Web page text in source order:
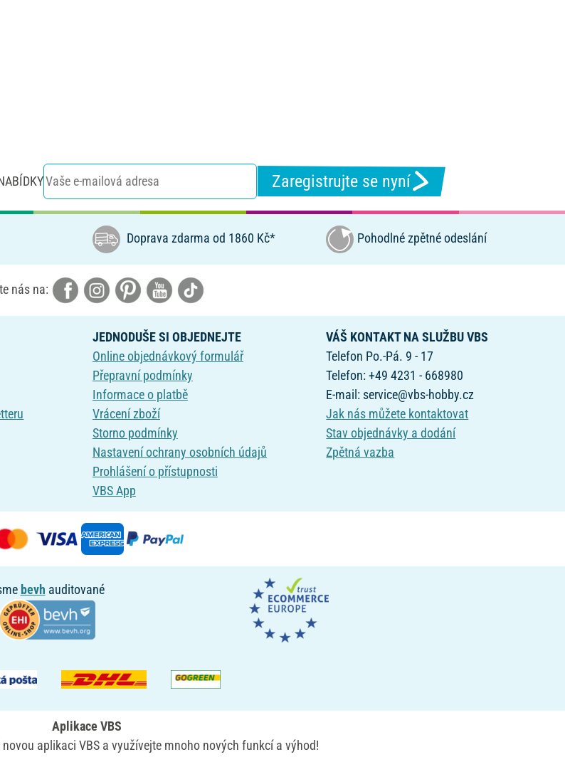
Zaregistrujte se nyní
Doprava zdarma od 1860 Kč* Pohodlné zpětné odeslání
nás na:
JEDNODUŠE SI OBJEDNEJTE
Online objednávkový formulář
Přepravní podmínky
Informace o platbě
Vrácení zboží
Storno podmínky
Nastavení ochrany osobních údajů
Prohlášení o přístupnosti
VBS App
VÁŠ KONTAKT NA SLUŽBU VBS
Telefon Po.-Pá. 9 - 17
Telefon: +49 4231 - 668980
E-mail: service@vbs-hobby.cz
Jak nás můžete kontaktovat
Stav objednávky a dodání
Zpětná vazba
bevh auditované
Aplikace VBS
aplikaci VBS a využívejte mnoho nových funkcí a výhod!